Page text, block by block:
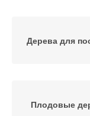
Дерева для
Плодовые